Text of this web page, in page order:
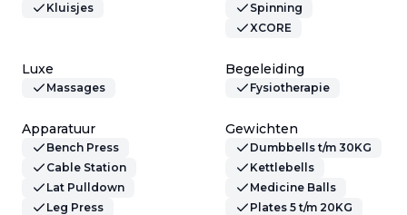
Kluisjes
Spinning
XCORE
Luxe
Massages
Begeleiding
Fysiotherapie
Apparatuur
Bench Press
Cable Station
Lat Pulldown
Leg Press
Gewichten
Dumbbells t/m 30KG
Kettlebells
Medicine Balls
Plates 5 t/m 20KG